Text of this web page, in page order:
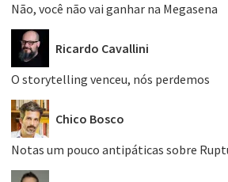
Não, você não vai ganhar na Megasena
Ricardo Cavallini
O storytelling venceu, nós perdemos
Chico Bosco
Notas um pouco antipáticas sobre